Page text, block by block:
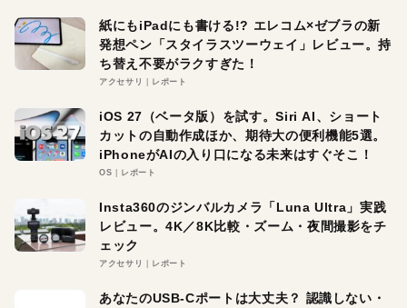
紙にもiPadにも書ける!? エレコム×ゼブラの新
発想ペン「スタイラスツーウェイ」レビュー。持
ち替え不要がラクすぎた！
アクセサリ レポート
iOS 27（ベータ版）を試す。Siri AI、ショート
カットの自動作成ほか、期待大の便利機能5選。
iPhoneがAIの入り口になる未来はすぐそこ！
OS レポート
Insta360のジンバルカメラ「Luna Ultra」実践
レビュー。4K／8K比較・ズーム・夜間撮影をチ
ェック
アクセサリ レポート
あなたのUSB-Cポートは大丈夫？ 認識しない・